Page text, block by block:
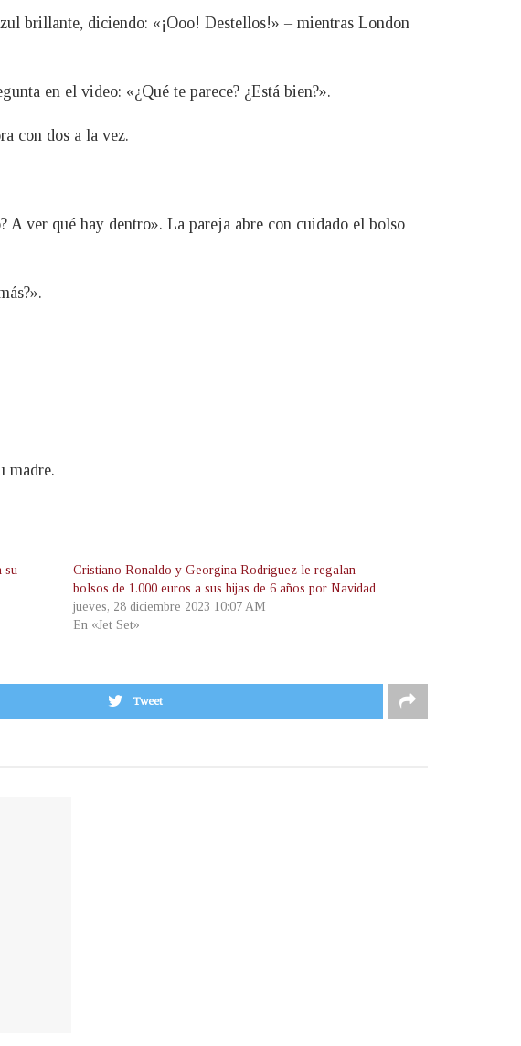
brillante, diciendo: «¡Ooo! Destellos!» – mientras London
en el video: «¿Qué te parece? ¿Está bien?».
con dos a la vez.
A ver qué hay dentro». La pareja abre con cuidado el bolso
madre.
su
Cristiano Ronaldo y Georgina Rodriguez le regalan
bolsos de 1.000 euros a sus hijas de 6 años por Navidad
jueves, 28 diciembre 2023 10:07 AM
En «Jet Set»
Tweet